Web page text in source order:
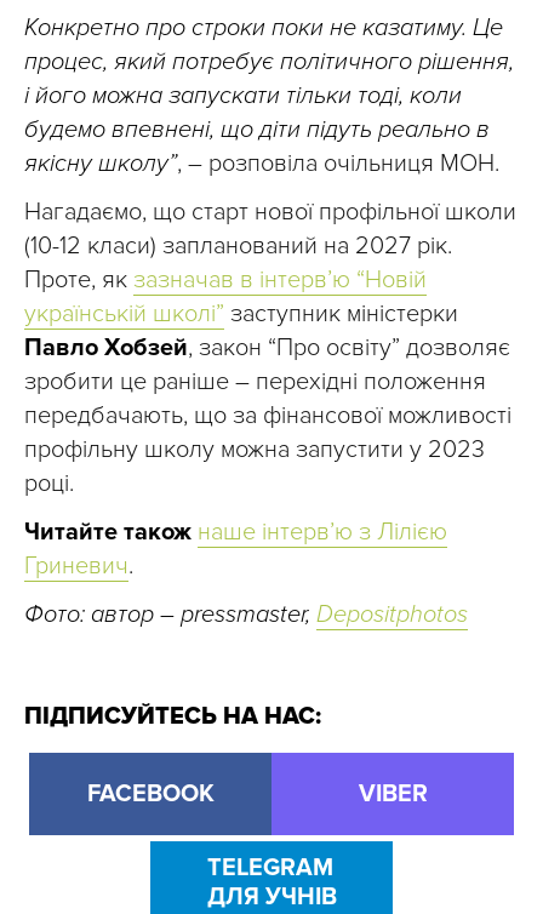
Конкретно про строки поки не казатиму. Це
процес, який потребує політичного рішення,
і його можна запускати тільки тоді, коли
будемо впевнені, що діти підуть реально в
якісну школу”, – розповіла очільниця МОН.
Нагадаємо, що старт нової профільної школи
(10-12 класи) запланований на 2027 рік.
Проте, як зазначав в інтерв’ю “Новій
українській школі” заступник міністерки
Павло Хобзей, закон “Про освіту” дозволяє
зробити це раніше – перехідні положення
передбачають, що за фінансової можливості
профільну школу можна запустити у 2023
році.
Читайте також наше інтерв’ю з Лілією
Гриневич.
Фото: автор – pressmaster, Depositphotos
ПІДПИСУЙТЕСЬ НА НАС:
FACEBOOK VIBER
TELEGRAM
ДЛЯ УЧНІВ